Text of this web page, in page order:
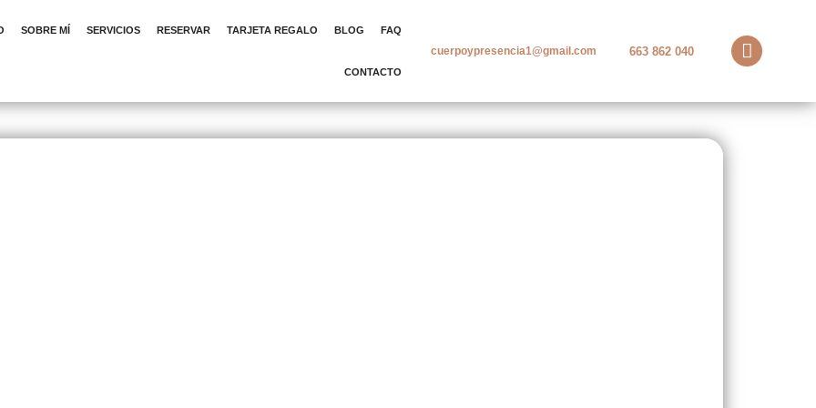
SOBRE MÍ SERVICIOS RESERVAR TARJETA REGALO BLOG FAQ
CONTACTO
cuerpoypresencia1@gmail.com 663 862 040